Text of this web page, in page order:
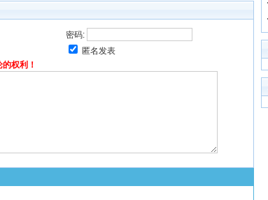
密码:
匿名发表
权利！